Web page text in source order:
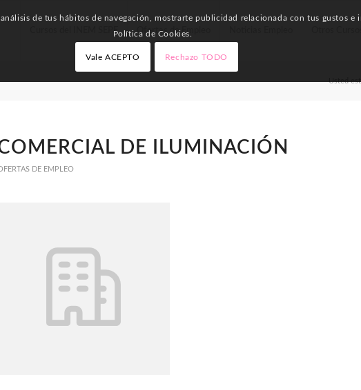
Cursos del INEM SEPE Ofertas de Empleo
Usted
DE ILUMINACIÓN
DE EMPLEO
de tus hábitos de navegación, mostrarte publicidad relacionada con tus gustos e
Política de Cookies.
Vale ACEPTO Rechazo TODO